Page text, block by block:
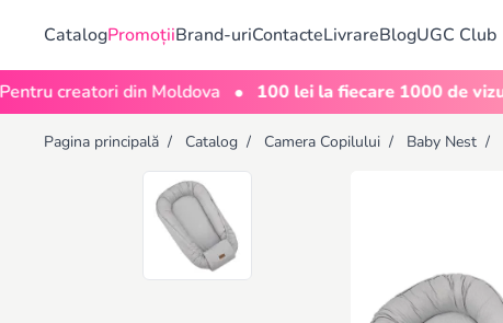
CatalogPromoțiiBrand-uriContacteLivrareBlogUGC Club
din Moldova • 100 lei la fiecare 1000 de vizualizări
Pagina principală / Catalog / Camera Copilului / Baby Nest /